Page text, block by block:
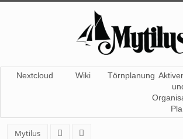
Nextcloud Wiki Törnplanung
Mytilus